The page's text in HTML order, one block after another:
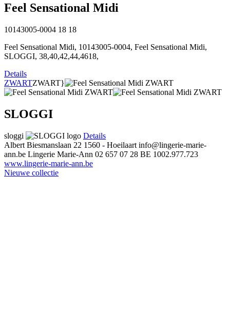
Feel Sensational Midi
10143005-0004 18 18
Feel Sensational Midi, 10143005-0004, Feel Sensational Midi,
SLOGGI, 38,40,42,44,4618,
Details
ZWARTZWART}
SLOGGI
sloggi
Details
Albert Biesmanslaan 22 1560 - Hoeilaart info@lingerie-marie-
ann.be Lingerie Marie-Ann 02 657 07 28 BE 1002.977.723
www.lingerie-marie-ann.be
Nieuwe collectie